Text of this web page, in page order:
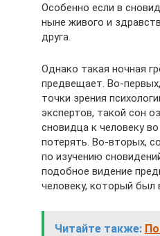
Особенно если в
ныне живого и
друга.
Однако такая ночная
предвещает. Во-
точки зрения
экспертов, такой сон
сновидца к человеку
потерять. Во-вторых,
по изучению
подобное видение
человеку, который был
Читайте также: